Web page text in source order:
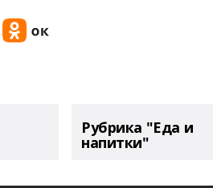
Рубрика "Еда и
напитки"